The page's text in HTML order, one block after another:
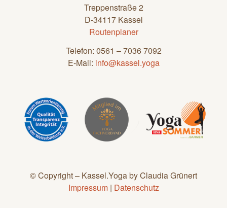
Treppenstraße 2
D-34117 Kassel
Routenplaner
Telefon: 0561 – 7036 7092
E-Mail: info@kassel.yoga
© Copyright – Kassel.Yoga by Claudia Grünert
Impressum| Datenschutz